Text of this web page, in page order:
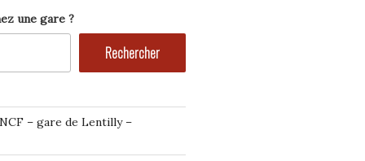
une gare ?
Rechercher
– gare de Lentilly –